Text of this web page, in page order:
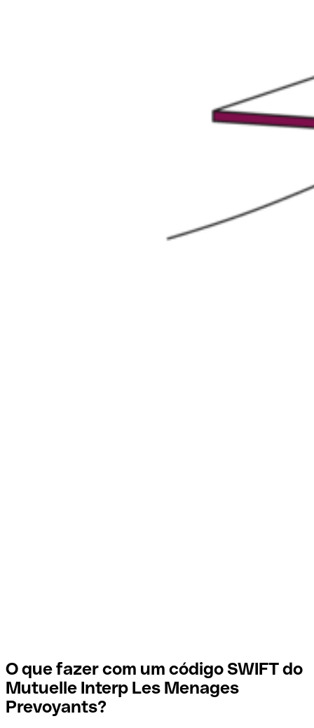
O que fazer com um código SWIFT do
Mutuelle Interp Les Menages
Prevoyants?